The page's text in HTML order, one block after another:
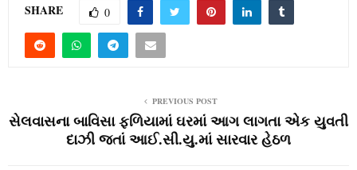
SHARE 0
PREVIOUS POST
સેલવાસના બાવિસા ફળિયામાં ઘરમાં આગ લાગતા એક યુવતી
દાઝી જતાં આઈ.સી.યુ.માં સારવાર હેઠળ